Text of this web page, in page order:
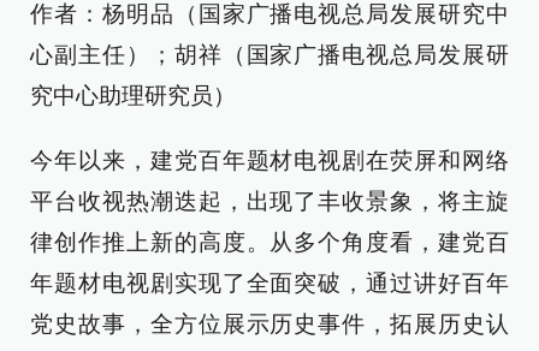
作者：杨明品（国家广播电视总局发展研究中
心副主任）；胡祥（国家广播电视总局发展研
究中心助理研究员）
今年以来，建党百年题材电视剧在荧屏和网络
平台收视热潮迭起，出现了丰收景象，将主旋
律创作推上新的高度。从多个角度看，建党百
年题材电视剧实现了全面突破，通过讲好百年
党史故事，全方位展示历史事件，拓展历史认